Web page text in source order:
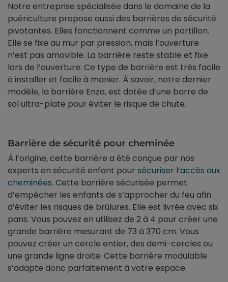
Notre entreprise spécialisée dans le domaine de la
puériculture propose aussi des barrières de sécurité
pivotantes. Elles fonctionnent comme un portillon.
Elle se fixe au mur par pression, mais l’ouverture
n’est pas amovible. La barrière reste stable et fixe
lors de l’ouverture. Ce type de barrière est très facile
à installer et facile à manier. À savoir, notre dernier
modèle, la barrière Enzo, est dotée d’une barre de
sol ultra-plate pour éviter le risque de chute.
Barrière de sécurité pour cheminée
À l’origine, cette barrière a été conçue par nos
experts en sécurité enfant pour sécuriser l’accès aux
cheminées. Cette barrière sécurisée permet
d’empêcher les enfants de s’approcher du feu afin
d’éviter les risques de brûlures. Elle est livrée avec six
pans. Vous pouvez en utilisez de 2 à 4 pour créer une
grande barrière mesurant de 73 à 370 cm. Vous
pouvez créer un cercle entier, des demi-cercles ou
une grande ligne droite. Cette barrière modulable
s’adapte donc parfaitement à votre espace.